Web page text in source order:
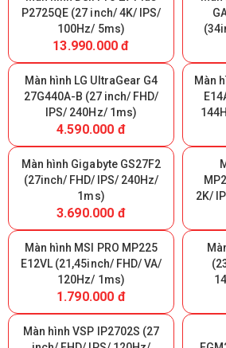
Màn hình Dell Pro 27 Plus
P2725QE (27 inch/ 4K/ IPS/
100Hz/ 5ms)
Màn hình LG UltraGear G4
27G440A-B (27 inch/ FHD/
IPS/ 240Hz/ 1ms)
Màn
Màn hình Gigabyte GS27F2
(27inch/ FHD/ IPS/ 240Hz/
1ms)
2K/
Màn hình MSI PRO MP225
E12VL (21,45inch/ FHD/ VA/
120Hz/ 1ms)